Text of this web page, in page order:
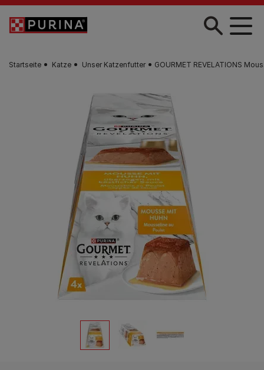
Zum Hauptinhalt springen
Startseite Katze Unser Katzenfutter GOURMET REVELATIONS